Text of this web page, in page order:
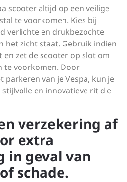
scooter altijd op een veilige
te voorkomen. Kies bij
verlichte en drukbezochte
het zicht staat. Gebruik indien
en zet de scooter op slot om
te voorkomen. Door
parkeren van je Vespa, kun je
en innovatieve rit die
verzekering af
extra
in geval van
schade.